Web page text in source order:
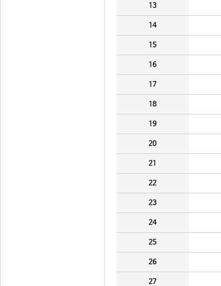
13
14
15
16
17
18
19
20
21
22
23
24
25
26
27